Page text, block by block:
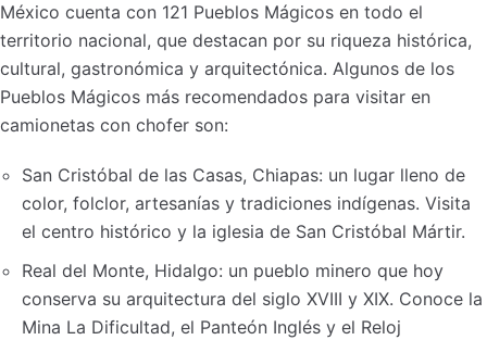
México cuenta con 121 Pueblos Mágicos en todo el
territorio nacional, que destacan por su riqueza histórica,
cultural, gastronómica y arquitectónica. Algunos de los
Pueblos Mágicos más recomendados para visitar en
camionetas con chofer son:
San Cristóbal de las Casas, Chiapas: un lugar lleno de
color, folclor, artesanías y tradiciones indígenas. Visita
el centro histórico y la iglesia de San Cristóbal Mártir.
Real del Monte, Hidalgo: un pueblo minero que hoy
conserva su arquitectura del siglo XVIII y XIX. Conoce la
Mina La Dificultad, el Panteón Inglés y el Reloj